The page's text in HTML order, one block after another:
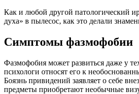
Как и любой другой патологический
духа» в пылесос, как это делали
Симптомы фазмофобии
Фазмофобия может развиться даже у
психологи относят его к
Боязнь привидений заявляет о себе
предметы приобретают необычные